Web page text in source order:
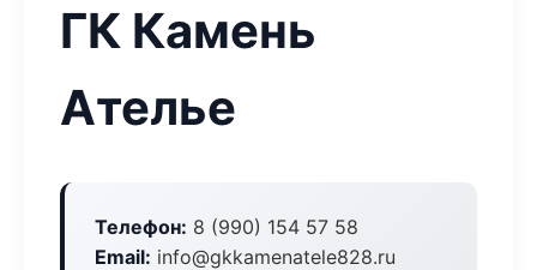
ГК Камень
Ателье
Телефон: 8 (990) 154 57 58
Email: info@gkkamenatele828.ru